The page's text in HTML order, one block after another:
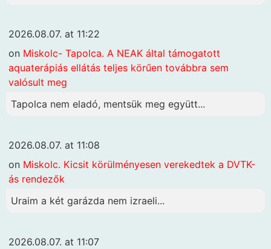
2026.08.07. at 11:22
on Miskolc- Tapolca. A NEAK által támogatott
aquaterápiás ellátás teljes körűen továbbra sem
valósult meg
Tapolca nem eladó, mentsük meg együtt...
2026.08.07. at 11:08
on Miskolc. Kicsit körülményesen verekedtek a DVTK-
ás rendezők
Uraim a két garázda nem izraeli...
2026.08.07. at 11:07